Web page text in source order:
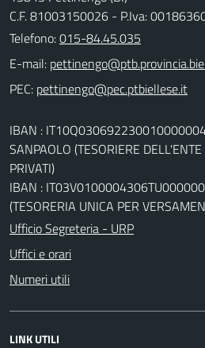
C.F. 81003150026 - P.Iva:
Telefono:015-84.45.035
E-mail:
PEC:
IBAN :
SANPAOLO (TESORIERE
PRIVATI)
IBAN :
(TESORERIA UNICA PER
Ufficio Segreteria - URP
Uffici e orari
Numeri utili
LINK UTILI